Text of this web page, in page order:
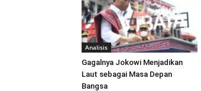
Analisis
Gagalnya Jokowi Menjadikan
Laut sebagai Masa Depan
Bangsa